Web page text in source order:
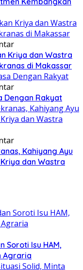
Kriya dan Wastra
di Makassar
Dengan Rakyat
Kahiyang Ayu
dan Wastra
Soroti Isu HAM,
Agraria